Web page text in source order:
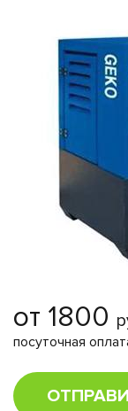
от 1800
посуточная